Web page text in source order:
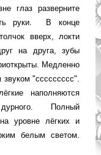
глаз разверните
руки. В конце
вверх, локти
на друга, зубы
Медленно
"ссссссссс".
наполняются
дурного. Полный
уровне лёгких и
белым светом.